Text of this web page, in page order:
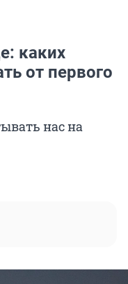
каких
от первого
нас на